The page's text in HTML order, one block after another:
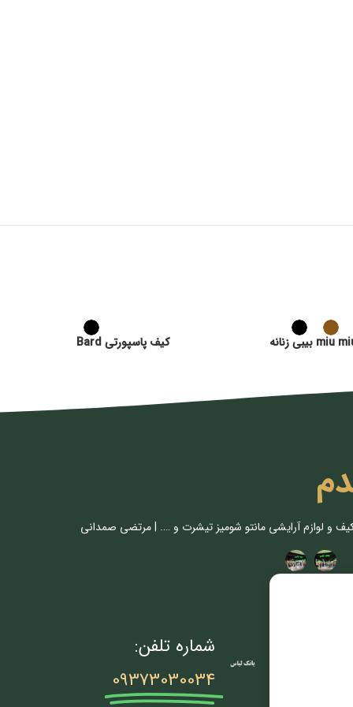
کیف پاسپورتی Bard
و لوازم آرایشی مانتو شومیز تیشرت و …. | مرتضی صمدانی
شماره تلفن:
09373030034